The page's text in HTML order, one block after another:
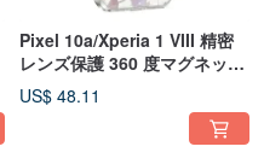
Pixel 10a/Xperia 1 VIII 精密
レンズ保護 360 度マグネット
スタンドケース - 若歌詩
US$ 48.11